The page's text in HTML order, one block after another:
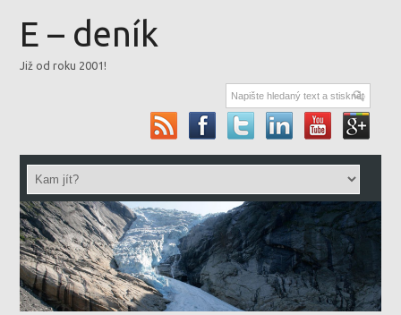
E – deník
Již od roku 2001!